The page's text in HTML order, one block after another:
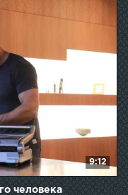
9:12
человека